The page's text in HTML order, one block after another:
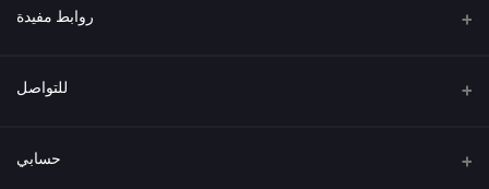
روابط مفيدة
اتفاقية البيع عن بعد
الشروط والاحكام
للتواصل
عنوان
حسابي